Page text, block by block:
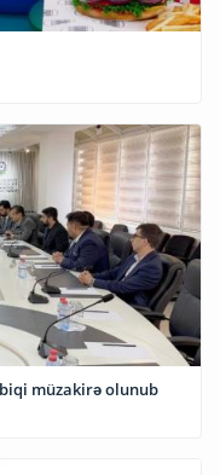
müzakirə olunub